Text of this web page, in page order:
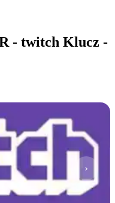
- twitch Klucz -